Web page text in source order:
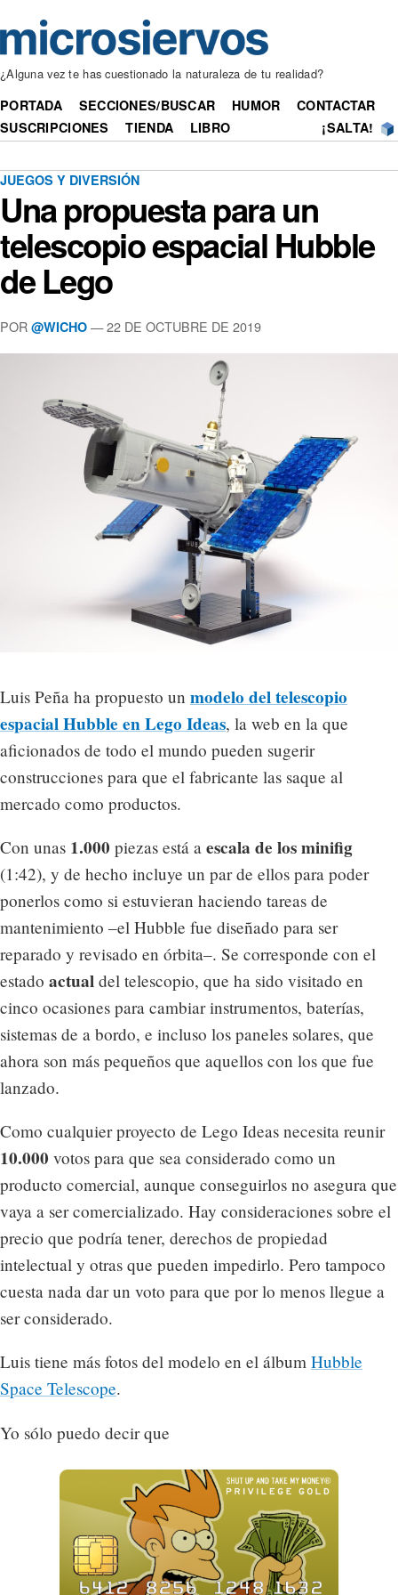
¿Alguna vez te has cuestionado la naturaleza de tu realidad?
PORTADA SECCIONES/BUSCAR HUMOR
CONTACTAR
SUSCRIPCIONES
TIENDA LIBRO ¡SALTA!
JUEGOS Y DIVERSIÓN
Una propuesta para un
telescopio espacial Hubble
de Lego
POR @WICHO — 22 DE OCTUBRE DE 2019
Luis Peña ha propuesto un modelo del telescopio
espacial Hubble en Lego Ideas, la web en la que
aficionados de todo el mundo pueden sugerir
construcciones para que el fabricante las saque al
mercado como productos.
Con unas 1.000 piezas está a escala de los minifig
(1:42), y de hecho incluye un par de ellos para poder
ponerlos como si estuvieran haciendo tareas de
mantenimiento –el Hubble fue diseñado para ser
reparado y revisado en órbita–. Se corresponde con el
estado actual del telescopio, que ha sido visitado en
cinco ocasiones para cambiar instrumentos, baterías,
sistemas de a bordo, e incluso los paneles solares, que
ahora son más pequeños que aquellos con los que fue
lanzado.
Como cualquier proyecto de Lego Ideas necesita reunir
10.000 votos para que sea considerado como un
producto comercial, aunque conseguirlos no asegura que
vaya a ser comercializado. Hay consideraciones sobre el
precio que podría tener, derechos de propiedad
intelectual y otras que pueden impedirlo. Pero tampoco
cuesta nada dar un voto para que por lo menos llegue a
ser considerado.
Luis tiene más fotos del modelo en el álbum Hubble
Space Telescope.
Yo sólo puedo decir que